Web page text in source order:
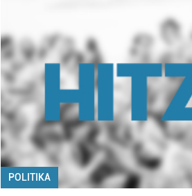
POLITIKA